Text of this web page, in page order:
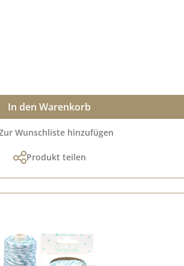
In den Warenkorb
Wunschliste hinzufügen
Produkt teilen